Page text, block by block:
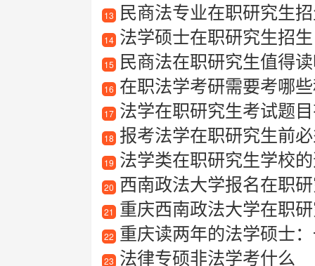
13 民商法专业在职研究生
14 法学硕士在职研究生招生
15 民商法在职研究生值得读吗？
16 在职法学考研需要考哪
17 法学在职研究生考试题
18 报考法学在职研究生前
19 法学类在职研究生学校
20 西南政法大学报名在职
21 重庆西南政法大学在职
22 重庆读两年的法学硕士
23 法律专硕非法学考什么